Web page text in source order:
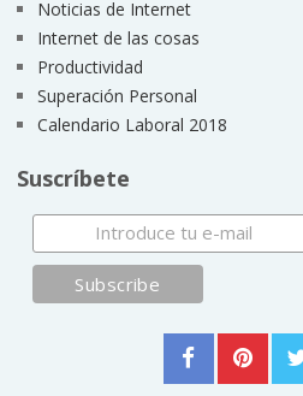
Noticias de Internet
Internet de las cosas
Productividad
Superación Personal
Calendario Laboral 2018
Suscríbete